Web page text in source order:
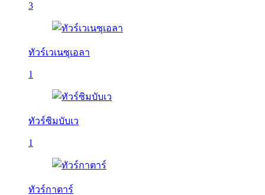
3
ทัวร์เวเนซุเอลา
1
ทัวร์ซิมบับเว
1
ทัวร์กาตาร์